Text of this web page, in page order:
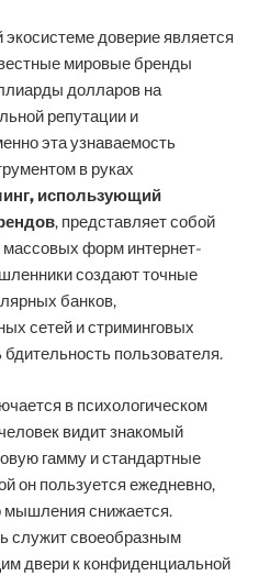
доверие является
мировые бренды
долларов на
репутации и
эта узнаваемость
в руках
использующий
, представляет собой
форм интернет-
создают точные
банков,
сетей и стриминговых
пользователя.
в психологическом
видит знакомый
гамму и стандартные
он пользуется ежедневно,
мышления снижается.
служит своеобразным
двери к конфиденциальной